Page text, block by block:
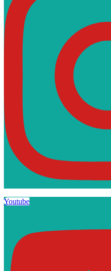
Youtube